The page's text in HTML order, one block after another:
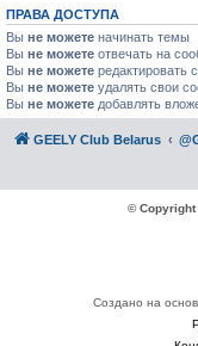
ПРАВА ДОСТУПА
Вы не можете начинать темы
Вы не можете отвечать на
Вы не можете редактировать
Вы не можете удалять свои
Вы не можете добавлять
GEELY Club Belarus
© Copyright
Создано на